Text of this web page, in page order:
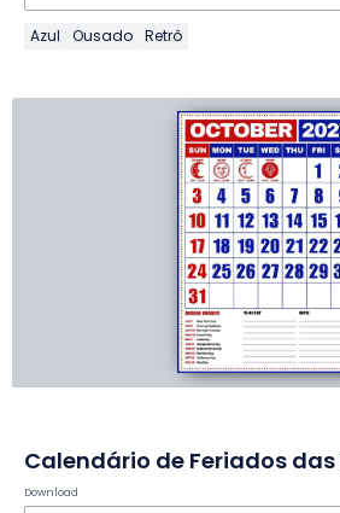
Azul Ousado Retrô
Download